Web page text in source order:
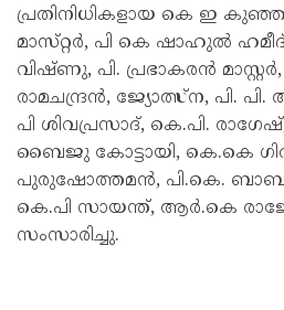
പ്രതിനിധികളായ കെ ഇ
മാസ്‌റ്റർ, പി കെ ഷാഹുൽ
വിഷ്‌ണു, പി. പ്രഭാകരൻ
രാമചന്ദ്രൻ, ജ്യോത്സ്‌ന, പി.
പി ശിവപ്രസാദ്, കെ.പി.
ബൈജു കോട്ടായി, കെ.കെ
പുരുഷോത്തമൻ, പി.കെ.
കെ.പി സായന്ത്, ആർ.കെ
സംസാരിച്ചു.